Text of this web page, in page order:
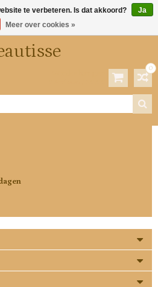
0
te verbeteren. Is dat akkoord?
Ja
Meer over cookies »